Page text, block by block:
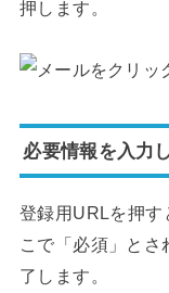
押します。
必要情報を入力
登録用URLを押す
こで「必須」と
了します。